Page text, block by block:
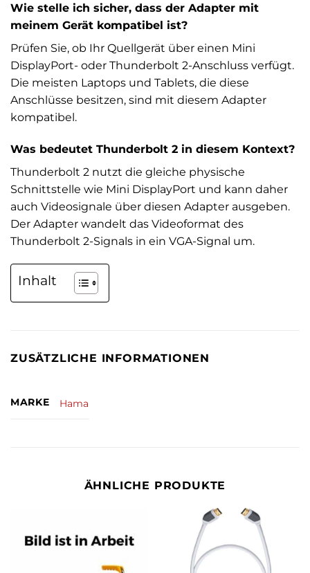
Wie stelle ich sicher, dass der Adapter mit
meinem Gerät kompatibel ist?
Prüfen Sie, ob Ihr Quellgerät über einen Mini
DisplayPort- oder Thunderbolt 2-Anschluss verfügt.
Die meisten Laptops und Tablets, die diese
Anschlüsse besitzen, sind mit diesem Adapter
kompatibel.
Was bedeutet Thunderbolt 2 in diesem Kontext?
Thunderbolt 2 nutzt die gleiche physische
Schnittstelle wie Mini DisplayPort und kann daher
auch Videosignale über diesen Adapter ausgeben.
Der Adapter wandelt das Videoformat des
Thunderbolt 2-Signals in ein VGA-Signal um.
Inhalt
ZUSÄTZLICHE INFORMATIONEN
MARKE Hama
ÄHNLICHE PRODUKTE